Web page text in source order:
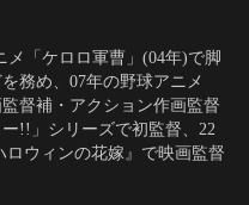
メ「ケロロ軍曹」(04年)で脚
務め、07年の野球アニメ
督補・アクション作画監督
!!」シリーズで初監督、22
ウィンの花嫁』で映画監督